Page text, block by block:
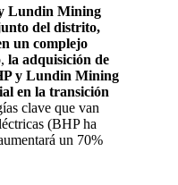
Lundin Mining
del distrito,
un complejo
la adquisición de
y Lundin Mining
en la transición
clave que van
(BHP ha
un 70%